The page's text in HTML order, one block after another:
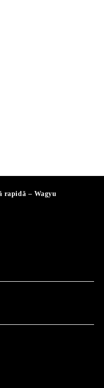
rapidă – Wagyu